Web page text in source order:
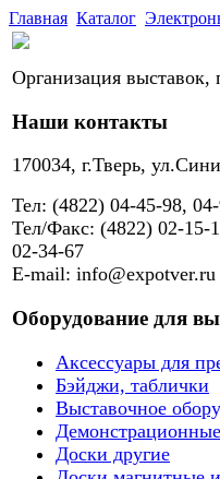
Главная Каталог
Организация выставок,
Наши контакты
170034, г.Тверь,
Тел: (4822) 04-45-98,
Тел/Факс: (4822) 02-15-
02-34-67
E-mail: info@expotver.ru
Оборудование для
Аксессуары для
Бэйджи, таблички
Выставочное
Доски другие